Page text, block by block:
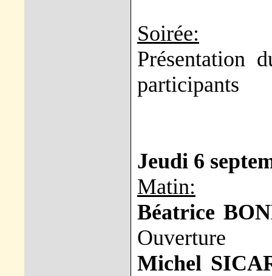
Soirée:
Présentation
participants
Jeudi 6
Matin:
Béatrice
Ouverture
Michel